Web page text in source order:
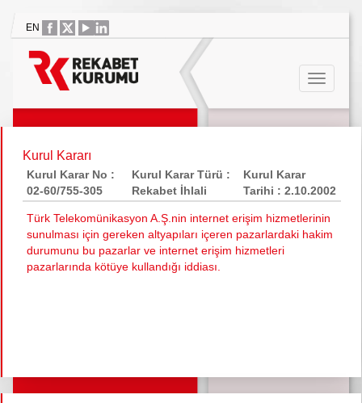
EN
Kurul Kararı
Kurul Karar No :
02-60/755-305
Kurul Karar Türü :
Rekabet İhlali
Kurul Karar
Tarihi : 2.10.2002
Türk Telekomünikasyon A.Ş.nin internet erişim hizmetlerinin
sunulması için gereken altyapıları içeren pazarlardaki hakim
durumunu bu pazarlar ve internet erişim hizmetleri
pazarlarında kötüye kullandığı iddiası.